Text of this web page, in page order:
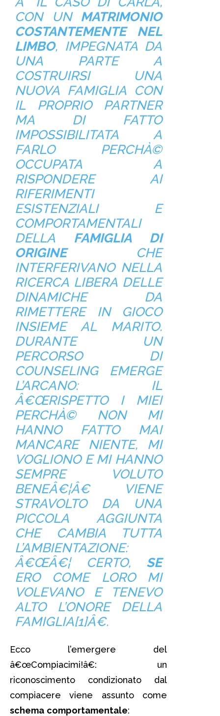
CON UN MATRIMONIO
COSTANTEMENTE NEL
LIMBO, IMPEGNATA DA
UNA PARTE A
COSTRUIRSI UNA
NUOVA FAMIGLIA CON
IL PROPRIO PARTNER
MA DI FATTO
IMPOSSIBILITATA A
FARLO PERCHÀ©
OCCUPATA A
RISPONDERE AI
RIFERIMENTI
ESISTENZIALI E
COMPORTAMENTALI
DELLA FAMIGLIA DI
ORIGINECHE
INTERFERIVANO NELLA
RICERCA LIBERA DELLE
DINAMICHE DA
RIMETTERE IN GIOCO
INSIEME AL MARITO.
DURANTE UN
PERCORSO DI
COUNSELING EMERGE
L’ARCANO: IL
Â€ŒRISPETTO I MIEI
PERCHÀ© NON MI
HANNO FATTO MAI
MANCARE NIENTE, MI
VOGLIONO E MI HANNO
SEMPRE VOLUTO
BENEÂ€¦Â€ VIENE
STRAVOLTO DA UNA
PICCOLA AGGIUNTA
CHE CAMBIA TUTTA
L’AMBIENTAZIONE:
Â€ŒÂ€¦ CERTO, SE
ERO COME LORO MI
VOLEVANO E TENEVO
ALTO L’ONORE DELLA
FAMIGLIA[1]Â€.
Ecco l’emergere del
â€œCompiacimi!â€: un
riconoscimento condizionato dal
compiacere viene assunto come
schema comportamentale: